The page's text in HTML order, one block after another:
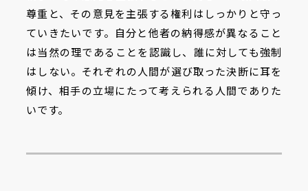
尊重と、その意見を主張する権利はしっかりと守っ
ていきたいです。自分と他者の納得感が異なること
は当然の理であることを認識し、誰に対しても強制
はしない。それぞれの人間が選び取った決断に耳を
傾け、相手の立場にたって考えられる人間でありた
いです。